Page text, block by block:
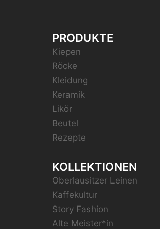
PRODUKTE
Kiepen
Röcke
Kleidung
Keramik
Likör
Beutel
Rezepte
KOLLEKTIONEN
Oberlausitzer Leinen
Kaffekultur
Story Fashion
Alte Meister*in